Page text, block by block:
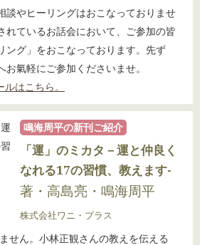
だの健幸タイム/連載編3月『Vol.275 3月 『笑
。
の健幸タイム/ラジオ番組2025.2.4放送分『「運が
しました。
だの健幸タイム/連載編2月『Vol.274 2月
れる「氣功の極意」』を掲載しました。
の健幸タイム/ラジオ番組2025.1.7放送分『「喜べ
連れて、喜びにくる」』を更新しました。
だの健幸タイム/連載編1月『Vol.273 1月 『こ
、ラクになる』を掲載しました。
年冬号Vol.87を更新しました。
の健幸タイム/ラジオ番組2024.12.3放送分『心の
談やヒーリングはおこなっておりませ
れているお話会において、ご参加の皆
ング」をおこなっております。先ず
お氣軽にご参加くださいませ。
はこちら。
鳴海周平の新刊ご紹介
「運」のミカタ－運と仲良く
なれる17の習慣、教えます-
著・高島亮・鳴海周平
株式会社ワニ・プラス
せん。小林正観さんの教えを伝える